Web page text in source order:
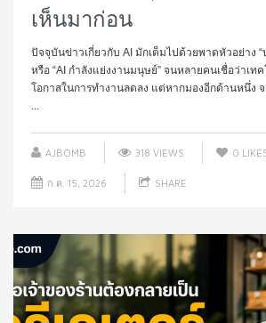
เห็นมาก่อน
ปัจจุบันข่าวเกี่ยวกับ AI มักเต็มไปด้วยพาดหัวอย่าง
หรือ “AI กำลังแย่งงานมนุษย์” จนหลายคนเชื่อว่าเท
โอกาสในการทำงานลดลง แต่หากมองอีกด้านหนึ่ง จ
AJBOMB 318 VIEWS 0
ก.ค. 15, 2026 SHARE